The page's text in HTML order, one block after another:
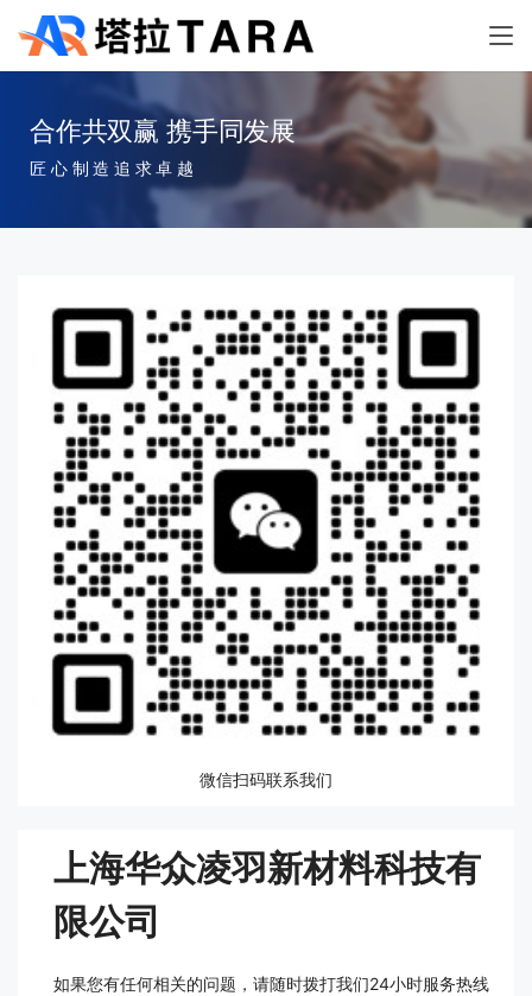
合作共双赢 携手同发展
匠 心 制 造 追 求 卓 越
微信扫码联系我们
上海华众凌羽新材料科技有
限公司
如果您有任何相关的问题，请随时拨打我们24小时服务热线